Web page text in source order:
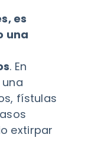
es
una
. En
fístulas
extirpar